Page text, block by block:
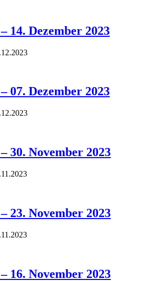
14. Dezember 2023
07. Dezember 2023
30. November 2023
23. November 2023
16. November 2023